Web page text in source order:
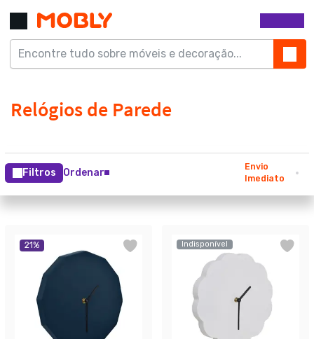
Filtros Ordenar
Envio
Imediato
21% Indisponível